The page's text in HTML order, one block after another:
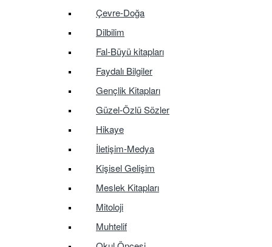
Çevre-Doğa
Dilbilim
Fal-Büyü kitapları
Faydalı Bilgiler
Gençlik Kitapları
Güzel-Özlü Sözler
Hikaye
İletişim-Medya
Kişisel Gelişim
Meslek Kitapları
Mitoloji
Muhtelif